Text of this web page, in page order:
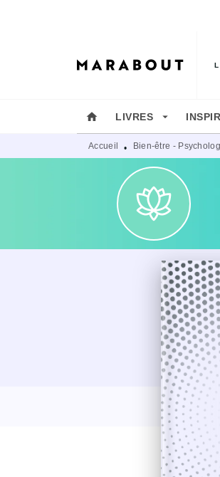
home LIVRES arrow_drop_down
Accueil • Bien-être -